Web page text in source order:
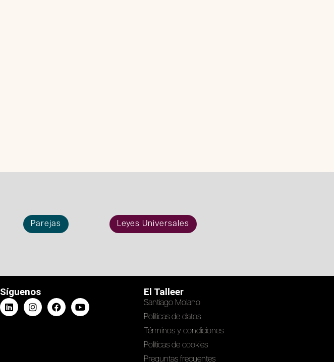
Parejas Leyes Universales
Síguenos El Talleer
Santiago Molano
Políticas de datos
Términos y condiciones
Políticas de cookies
Preguntas frecuentes